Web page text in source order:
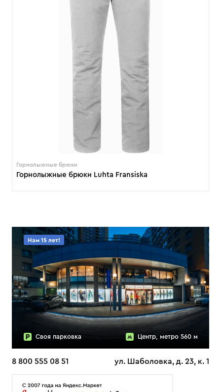
Горнолыжные брюки
Горнолыжные брюки Luhta Fransiska
Нам 15 лет!
Своя парковка Центр, метро 560 м
8 800 555 08 51 ул. Шаболовка, д. 23, к. 1